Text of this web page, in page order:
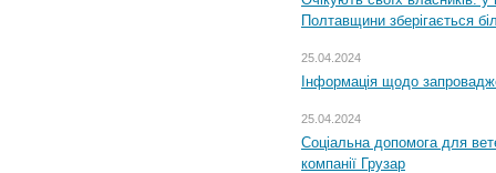
Полтавщини зберігається
25.04.2024
Інформація щодо
25.04.2024
Соціальна допомога для
компанії Грузар